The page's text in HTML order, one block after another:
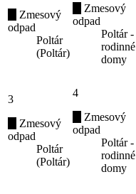
Zmesový
odpad
Poltár
(Poltár)
Zmesový
odpad
Poltár -
rodinné
domy
3
Zmesový
odpad
Poltár
(Poltár)
4
Zmesový
odpad
Poltár -
rodinné
domy